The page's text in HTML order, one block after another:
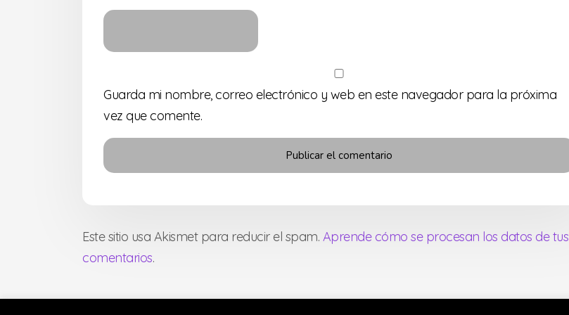
Guarda mi nombre, correo electrónico y web en este navegador para la próxima
vez que comente.
Este sitio usa Akismet para reducir el spam. Aprende cómo se procesan los datos de tus
comentarios.